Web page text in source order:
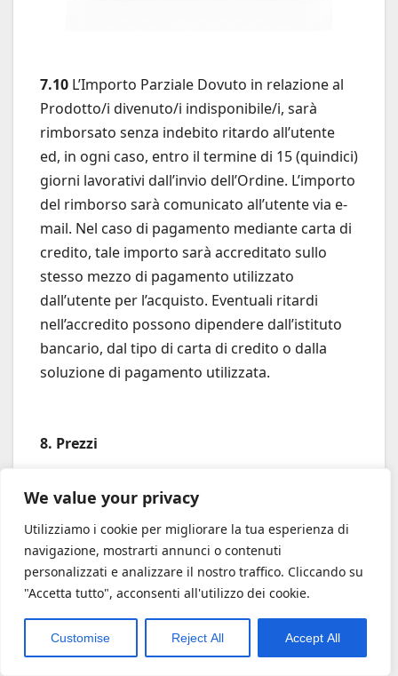
We value your privacy
Utilizziamo i cookie per migliorare la tua esperienza di
navigazione, mostrarti annunci o contenuti
personalizzati e analizzare il nostro traffico. Cliccando su
"Accetta tutto", acconsenti all'utilizzo dei cookie.
Customise Reject All Accept All
7.10 L’Importo Parziale Dovuto in relazione al
Prodotto/i divenuto/i indisponibile/i, sarà
rimborsato senza indebito ritardo all’utente
ed, in ogni caso, entro il termine di 15 (quindici)
giorni lavorativi dall’invio dell’Ordine. L’importo
del rimborso sarà comunicato all’utente via e-
mail. Nel caso di pagamento mediante carta di
credito, tale importo sarà accreditato sullo
stesso mezzo di pagamento utilizzato
dall’utente per l’acquisto. Eventuali ritardi
nell’accredito possono dipendere dall’istituto
bancario, dal tipo di carta di credito o dalla
soluzione di pagamento utilizzata.
8. Prezzi
includono l’Imposta sul Valore Aggiunto (IVA)
vigente.
8.2Al fini dell’acquisto è necessario
considerare valido il prezzo visualizzato al
questo, in caso di abbassamento del valore,
all’utente, non verrà riconosciuta nessuna